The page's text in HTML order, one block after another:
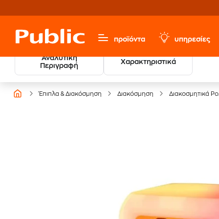
προϊόντα υπηρεσίες
Αναλυτική
Περιγραφή
Χαρακτηριστικά
Έπιπλα & Διακόσμηση Διακόσμηση Διακοσμητικά